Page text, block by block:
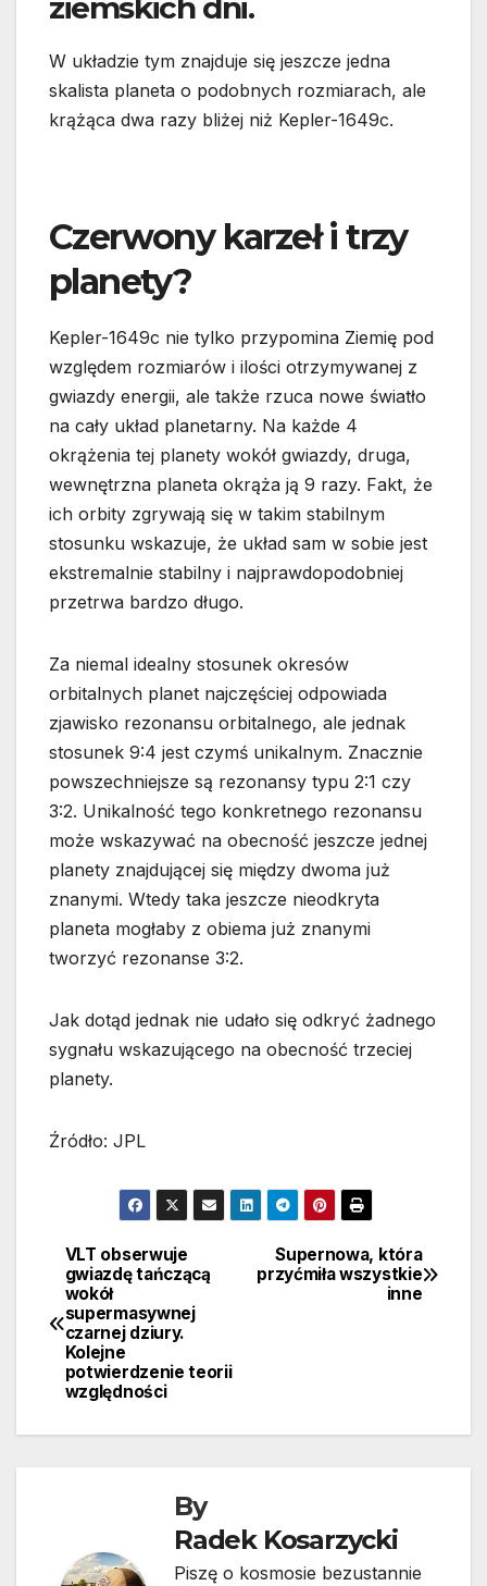
W układzie tym znajduje się jeszcze jedna
skalista planeta o podobnych rozmiarach, ale
krążąca dwa razy bliżej niż Kepler-1649c.
Czerwony karzeł i trzy
planety?
Kepler-1649c nie tylko przypomina Ziemię pod
względem rozmiarów i ilości otrzymywanej z
gwiazdy energii, ale także rzuca nowe światło
na cały układ planetarny. Na każde 4
okrążenia tej planety wokół gwiazdy, druga,
wewnętrzna planeta okrąża ją 9 razy. Fakt, że
ich orbity zgrywają się w takim stabilnym
stosunku wskazuje, że układ sam w sobie jest
ekstremalnie stabilny i najprawdopodobniej
przetrwa bardzo długo.
Za niemal idealny stosunek okresów
orbitalnych planet najczęściej odpowiada
zjawisko rezonansu orbitalnego, ale jednak
stosunek 9:4 jest czymś unikalnym. Znacznie
powszechniejsze są rezonansy typu 2:1 czy
3:2. Unikalność tego konkretnego rezonansu
może wskazywać na obecność jeszcze jednej
planety znajdującej się między dwoma już
znanymi. Wtedy taka jeszcze nieodkryta
planeta mogłaby z obiema już znanymi
tworzyć rezonanse 3:2.
Jak dotąd jednak nie udało się odkryć żadnego
sygnału wskazującego na obecność trzeciej
planety.
Źródło: JPL
Nawigacja
wpisu
Supernowa, która
przyćmiła wszystkie
inne
VLT obserwuje
gwiazdę tańczącą
wokół
supermasywnej
czarnej dziury.
Kolejne
potwierdzenie teorii
względności
By
Radek Kosarzycki
Piszę o kosmosie bezustannie